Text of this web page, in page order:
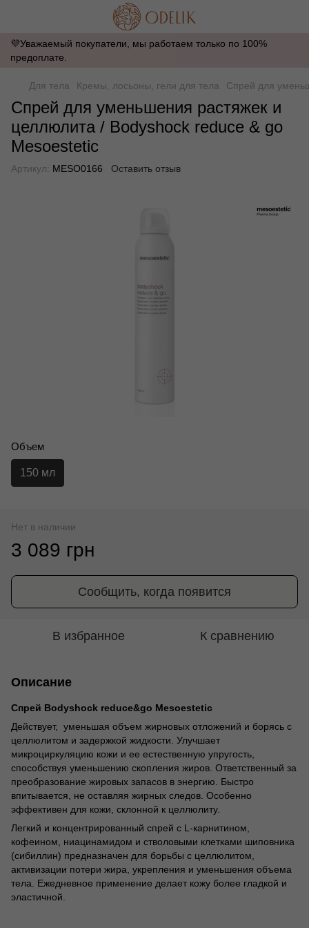
💜Уважаемый покупатели, мы работаем только по 100%
предоплате.
Для тела Кремы, лосьоны, гели для тела Спрей для
Спрей для уменьшения растяжек и
целлюлита / Bodyshock reduce & go
Mesoestetic
Артикул: MESO0166 Оставить отзыв
Объем
150 мл
Нет в наличии
3 089 грн
Сообщить, когда появится
В избранное К сравнению
Описание
Спрей Bodyshock reduce&go Mesoestetic
Действует, уменьшая объем жирновых отложений и борясь с
целлюлитом и задержкой жидкости. Улучшает
микроциркуляцию кожи и ее естественную упругость,
способствуя уменьшению скопления жиров. Ответственный за
преобразование жировых запасов в энергию. Быстро
впитывается, не оставляя жирных следов. Особенно
эффективен для кожи, склонной к целлюлиту.
Легкий и концентрированный спрей с L-карнитином,
кофеином, ниацинамидом и стволовыми клетками шиповника
(сибиллин) предназначен для борьбы с целлюлитом,
активизации потери жира, укрепления и уменьшения объема
тела. Ежедневное применение делает кожу более гладкой и
эластичной.